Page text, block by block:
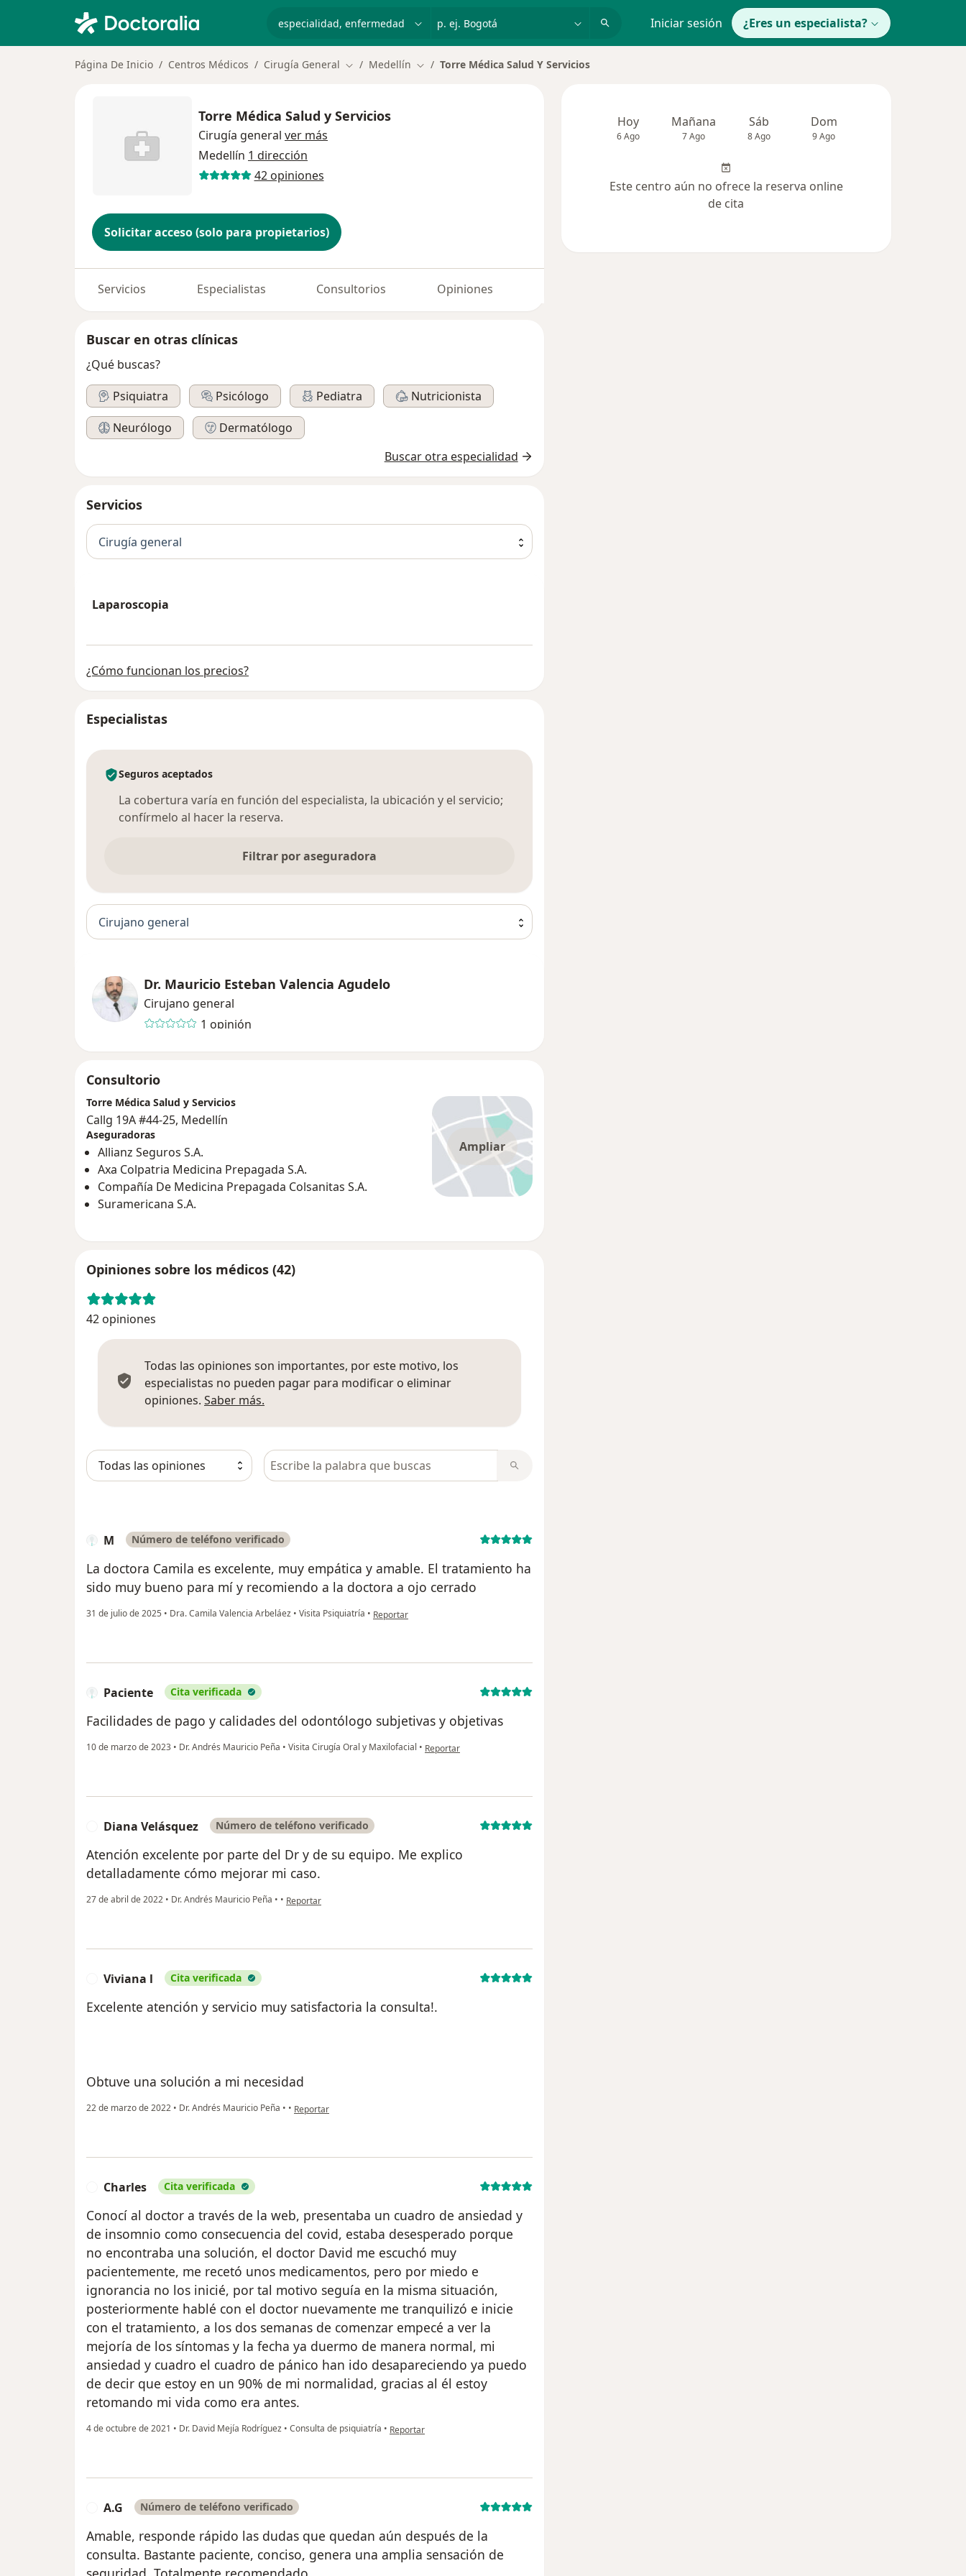
p. ej. Bogotá Iniciar sesión ¿Eres un especialista?
Página De Inicio Centros Médicos Cirugía General Cambiar de ciudad
Medellín Cambiar de ciudad
Torre Médica Salud Y Servicios
Torre Médica Salud y Servicios
Cirugía general ver más
Medellín 1 dirección
42 opiniones
Solicitar acceso (solo para propietarios)
Servicios Especialistas Consultorios Opiniones
Buscar en otras clínicas
¿Qué buscas?
Psiquiatra
Psicólogo Pediatra
Nutricionista
Neurólogo
Dermatólogo
Buscar otra especialidad
Servicios
Cirugía general
Laparoscopia
¿Cómo funcionan los precios?
Especialistas
Seguros aceptados
La cobertura varía en función del especialista, la ubicación y el servicio;
confírmelo al hacer la reserva.
Filtrar por aseguradora
Cirujano general
Dr. Mauricio Esteban Valencia Agudelo
Cirujano general
1 opinión
Consultorio
Ampliar
Torre Médica Salud y Servicios
Callg 19A #44-25, Medellín
Aseguradoras
Allianz Seguros S.A.
Axa Colpatria Medicina Prepagada S.A.
Compañía De Medicina Prepagada Colsanitas S.A.
Suramericana S.A.
Opiniones sobre los médicos (42)
42 opiniones
Todas las opiniones son importantes, por este motivo, los
especialistas no pueden pagar para modificar o eliminar
opiniones. Saber más.
Busca en opiniones
M Número de teléfono verificado
La doctora Camila es excelente, muy empática y amable. El tratamiento ha
sido muy bueno para mí y recomiendo a la doctora a ojo cerrado
31 de julio de 2025 • Dra. Camila Valencia Arbeláez • Visita Psiquiatría • en opinión del usuario M
Reportar
Paciente Cita verificada
Facilidades de pago y calidades del odontólogo subjetivas y objetivas
10 de marzo de 2023 • Dr. Andrés Mauricio Peña • Visita Cirugía Oral y Maxilofacial • en opinión del usuario Paciente
Reportar
Diana Velásquez Número de teléfono verificado
Atención excelente por parte del Dr y de su equipo. Me explico
detalladamente cómo mejorar mi caso.
27 de abril de 2022 • Dr. Andrés Mauricio Peña • • en opinión del usuario Diana Velásquez
Reportar
Viviana l Cita verificada
Excelente atención y servicio muy satisfactoria la consulta!.
Obtuve una solución a mi necesidad
22 de marzo de 2022 • Dr. Andrés Mauricio Peña • • en opinión del usuario Viviana l
Reportar
Charles Cita verificada
Conocí al doctor a través de la web, presentaba un cuadro de ansiedad y
de insomnio como consecuencia del covid, estaba desesperado porque
no encontraba una solución, el doctor David me escuchó muy
pacientemente, me recetó unos medicamentos, pero por miedo e
ignorancia no los inicié, por tal motivo seguía en la misma situación,
posteriormente hablé con el doctor nuevamente me tranquilizó e inicie
con el tratamiento, a los dos semanas de comenzar empecé a ver la
mejoría de los síntomas y la fecha ya duermo de manera normal, mi
ansiedad y cuadro el cuadro de pánico han ido desapareciendo ya puedo
de decir que estoy en un 90% de mi normalidad, gracias al él estoy
retomando mi vida como era antes.
4 de octubre de 2021 • Dr. David Mejía Rodríguez • Consulta de psiquiatría • en opinión del usuario Charles
Reportar
A.G Número de teléfono verificado
Amable, responde rápido las dudas que quedan aún después de la
consulta. Bastante paciente, conciso, genera una amplia sensación de
Hoy
6 Ago
Mañana
7 Ago
Sáb
8 Ago
Dom
9 Ago
Este centro aún no ofrece la reserva online
de cita